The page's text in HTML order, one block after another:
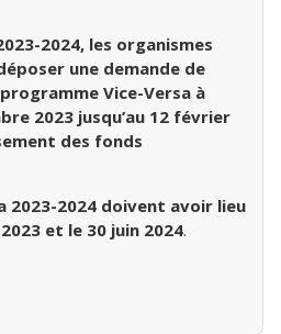
2024, les organismes
une demande de
Vice-Versa à
2023 jusqu’au 12 février
des fonds
2023-2024 doivent avoir lieu
et le 30 juin 2024.